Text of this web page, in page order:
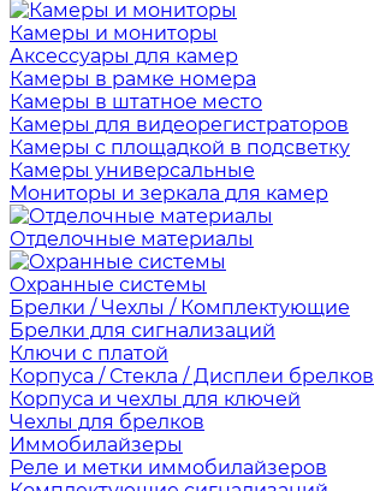
Камеры и мониторы
Аксессуары для камер
Камеры в рамке номера
Камеры в штатное место
Камеры для видеорегистраторов
Камеры с площадкой в подсветку
Камеры универсальные
Мониторы и зеркала для камер
Отделочные материалы
Охранные системы
Брелки / Чехлы / Комплектующие
Брелки для сигнализаций
Ключи с платой
Корпуса / Стекла / Дисплеи брелков
Корпуса и чехлы для ключей
Чехлы для брелков
Иммобилайзеры
Реле и метки иммобилайзеров